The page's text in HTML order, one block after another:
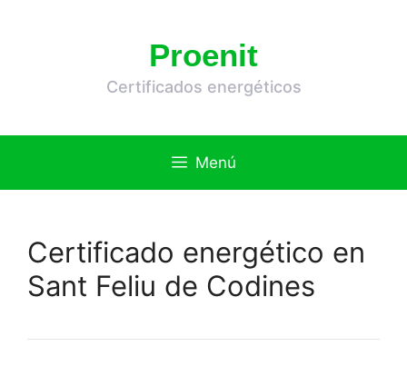
Proenit
Certificados energéticos
Menú
Certificado energético en
Sant Feliu de Codines